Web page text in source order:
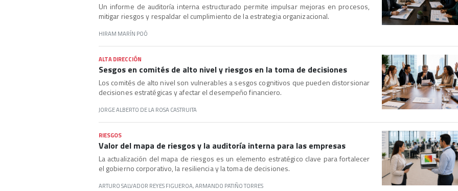
Un informe de auditoría interna estructurado permite impulsar mejoras en procesos,
mitigar riesgos y respaldar el cumplimiento de la estrategia organizacional.
HIRAM MARÍN POÓ
ALTA DIRECCIÓN
Sesgos en comités de alto nivel y riesgos en la toma de decisiones
Los comités de alto nivel son vulnerables a sesgos cognitivos que pueden distorsionar
decisiones estratégicas y afectar el desempeño financiero.
JORGE ALBERTO DE LA ROSA CASTRUITA
RIESGOS
Valor del mapa de riesgos y la auditoría interna para las empresas
La actualización del mapa de riesgos es un elemento estratégico clave para fortalecer
el gobierno corporativo, la resiliencia y la toma de decisiones.
ARTURO SALVADOR REYES FIGUEROA, ARMANDO PATIÑO TORRES